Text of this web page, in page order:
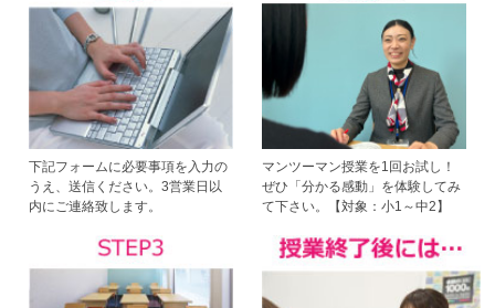
下記フォームに必要事項を入力の
うえ、送信ください。3営業日以
内にご連絡致します。
マンツーマン授業を1回お試し！
ぜひ「分かる感動」を体験してみ
て下さい。【対象：小1～中2】